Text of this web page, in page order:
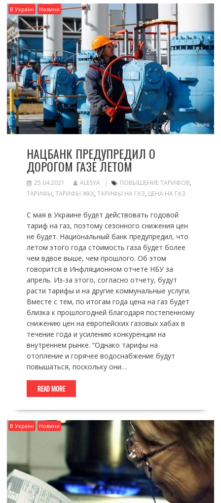
В Україні Новини
НАЦБАНК ПРЕДУПРЕДИЛ О
ДОРОГОМ ГАЗЕ ЛЕТОМ
25.04.2021 ALESYA ПОВЫШЕНИЕ ТАРИФОВ,
ТАРИФЫ, ТАРИФЫ ЖКХ, ТАРИФЫ НА ГАЗ, ЦЕНА НА ГАЗ
С мая в Украине будет действовать годовой
тариф на газ, поэтому сезонного снижения цен
не будет. Национальный банк предупредил, что
летом этого года стоимость газа будет более
чем вдвое выше, чем прошлого. Об этом
говорится в Инфляционном отчете НБУ за
апрель. Из-за этого, согласно отчету, будут
расти тарифы и на другие коммунальные услуги.
Вместе с тем, по итогам года цена на газ будет
близка к прошлогодней благодаря постепенному
снижению цен на европейских газовых хабах в
течение года и усилению конкуренции на
внутреннем рынке. “Однако тарифы на
отопление и горячее водоснабжение будут
повышаться, поскольку они…
READ MORE
В Україні Новини